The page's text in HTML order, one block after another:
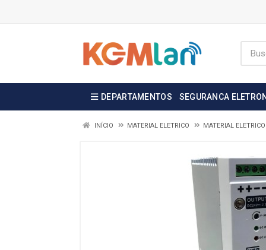
DEPARTAMENTOS SEGURANCA
INÍCIO MATERIAL ELETRICO MATERIAL ELETRICO